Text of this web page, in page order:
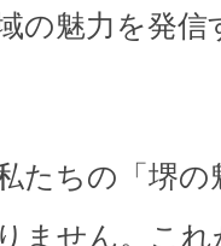
の魅力を発
たちの「堺
ません。こ